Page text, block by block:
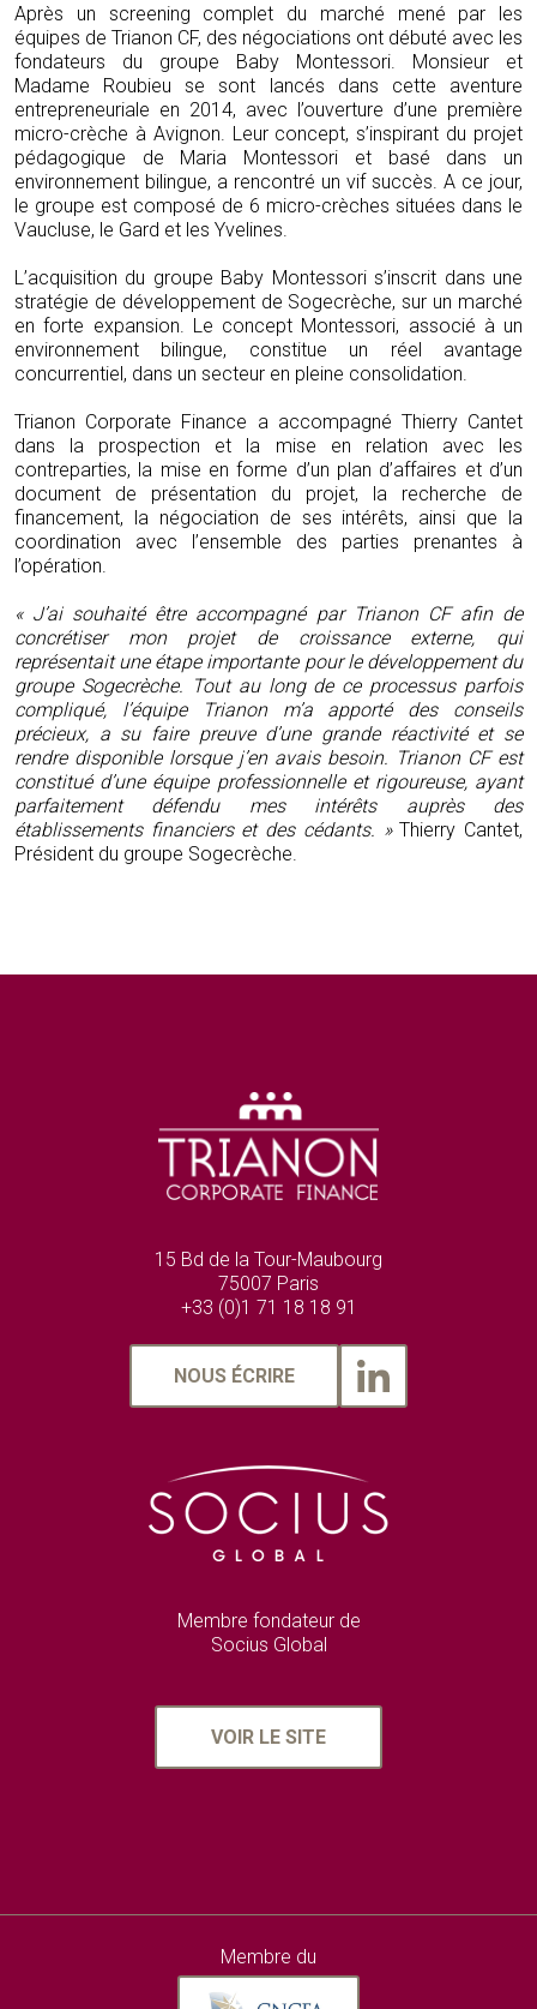
Après un screening complet du marché mené par les
équipes de Trianon CF, des négociations ont débuté avec les
fondateurs du groupe Baby Montessori. Monsieur et
Madame Roubieu se sont lancés dans cette aventure
entrepreneuriale en 2014, avec l’ouverture d’une première
micro-crèche à Avignon. Leur concept, s’inspirant du projet
pédagogique de Maria Montessori et basé dans un
environnement bilingue, a rencontré un vif succès. A ce jour,
le groupe est composé de 6 micro-crèches situées dans le
Vaucluse, le Gard et les Yvelines.
L’acquisition du groupe Baby Montessori s’inscrit dans une
stratégie de développement de Sogecrèche, sur un marché
en forte expansion. Le concept Montessori, associé à un
environnement bilingue, constitue un réel avantage
concurrentiel, dans un secteur en pleine consolidation.
Trianon Corporate Finance a accompagné Thierry Cantet
dans la prospection et la mise en relation avec les
contreparties, la mise en forme d’un plan d’affaires et d’un
document de présentation du projet, la recherche de
financement, la négociation de ses intérêts, ainsi que la
coordination avec l’ensemble des parties prenantes à
l’opération.
« J’ai souhaité être accompagné par Trianon CF afin de
concrétiser mon projet de croissance externe, qui
représentait une étape importante pour le développement du
groupe Sogecrèche. Tout au long de ce processus parfois
compliqué, l’équipe Trianon m’a apporté des conseils
précieux, a su faire preuve d’une grande réactivité et se
rendre disponible lorsque j’en avais besoin. Trianon CF est
constitué d’une équipe professionnelle et rigoureuse, ayant
parfaitement défendu mes intérêts auprès des
établissements financiers et des cédants. »Thierry Cantet,
Président du groupe Sogecrèche.
15 Bd de la Tour-Maubourg
75007 Paris
+33 (0)1 71 18 18 91
NOUS ÉCRIRE
Membre fondateur de
Socius Global
VOIR LE SITE
Membre du